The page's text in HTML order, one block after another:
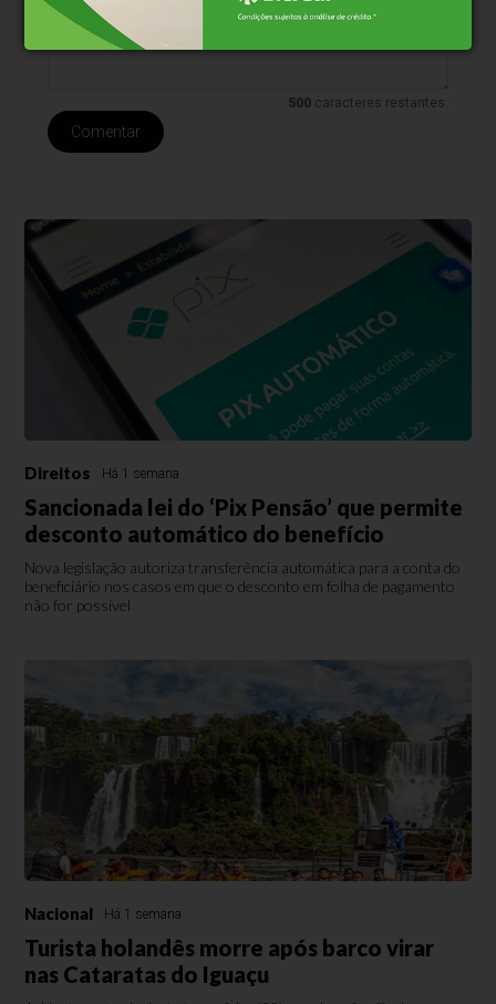
500 caracteres restantes.
Comentar
Direitos Há 1 semana
Sancionada lei do ‘Pix Pensão’ que permite
desconto automático do benefício
Nova legislação autoriza transferência automática para a conta do
beneficiário nos casos em que o desconto em folha de pagamento
não for possível
Nacional Há 1 semana
Turista holandês morre após barco virar
nas Cataratas do Iguaçu